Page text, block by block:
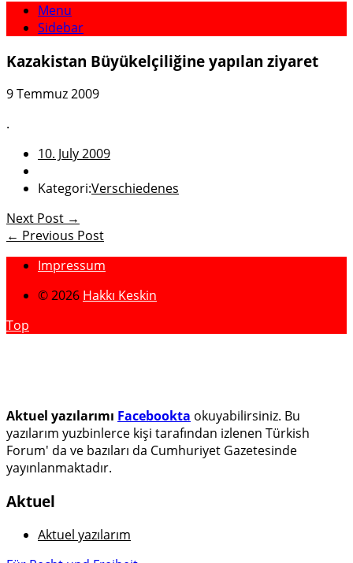
Menu
Sidebar
Kazakistan Büyükelçiliğine yapılan ziyaret
9 Temmuz 2009
.
10. July 2009
Kategori:Verschiedenes
Next Post →
← Previous Post
Impressum
© 2026 Hakkı Keskin
Top
Aktuel yazılarımı Facebookta okuyabilirsiniz. Bu
yazılarım yuzbinlerce kişi tarafından izlenen Türkish
Forum' da ve bazıları da Cumhuriyet Gazetesinde
yayınlanmaktadır.
Aktuel
Aktuel yazılarım